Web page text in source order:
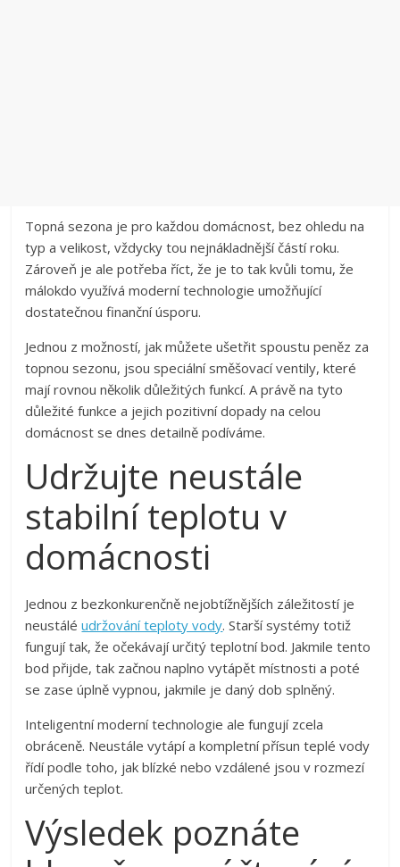
Topná sezona je pro každou domácnost, bez ohledu na
typ a velikost, vždycky tou nejnákladnější částí roku.
Zároveň je ale potřeba říct, že je to tak kvůli tomu, že
málokdo využívá moderní technologie umožňující
dostatečnou finanční úsporu.
Jednou z možností, jak můžete ušetřit spoustu peněz za
topnou sezonu, jsou speciální směšovací ventily, které
mají rovnou několik důležitých funkcí. A právě na tyto
důležité funkce a jejich pozitivní dopady na celou
domácnost se dnes detailně podíváme.
Udržujte neustále
stabilní teplotu v
domácnosti
Jednou z bezkonkurenčně nejobtížnějších záležitostí je
neustáléudržování teploty vody. Starší systémy totiž
fungují tak, že očekávají určitý teplotní bod. Jakmile tento
bod přijde, tak začnou naplno vytápět místnosti a poté
se zase úplně vypnou, jakmile je daný dob splněný.
Inteligentní moderní technologie ale fungují zcela
obráceně. Neustále vytápí a kompletní přísun teplé vody
řídí podle toho, jak blízké nebo vzdálené jsou v rozmezí
určených teplot.
Výsledek poznáte